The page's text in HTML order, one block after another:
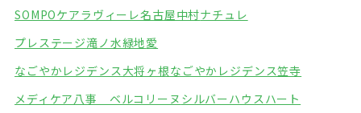
SOMPOケアラヴィーレ名古屋中村ナチュレ
プレステージ滝ノ水緑地愛
なごやかレジデンス大将ヶ根なごやかレジデンス笠寺
メディケア八事 ベルコリーヌ シルバーハウスハート